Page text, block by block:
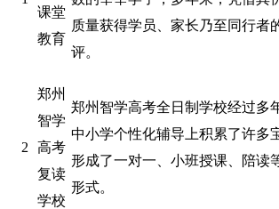
课堂
教育
质量获得学员、家长乃至同行者
评。
2
郑州
智学
高考
复读
学校
郑州智学高考全日制学校经过多
中小学个性化辅导上积累了许多
形成了一对一、小班授课、陪读
形式。